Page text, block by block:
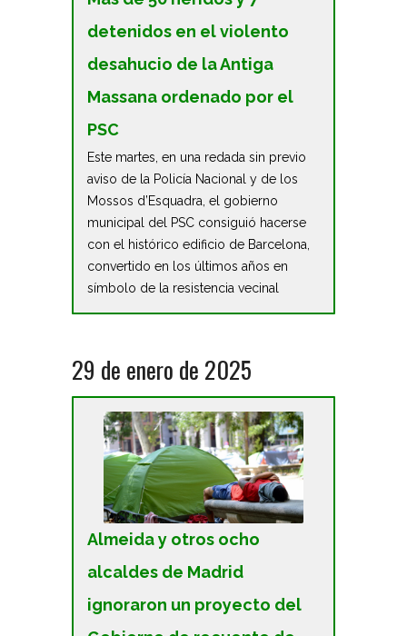
detenidos en el violento
desahucio de la Antiga
Massana ordenado por el
PSC
Este martes, en una redada sin previo
aviso de la Policía Nacional y de los
Mossos d’Esquadra, el gobierno
municipal del PSC consiguió hacerse
con el histórico edificio de Barcelona,
convertido en los últimos años en
símbolo de la resistencia vecinal
29 de enero de 2025
Almeida y otros ocho
alcaldes de Madrid
ignoraron un proyecto del